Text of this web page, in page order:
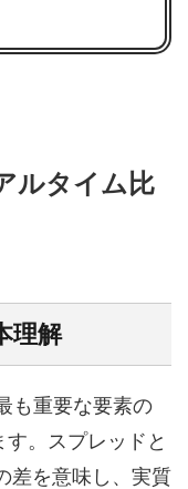
ルタイム比
理解
も重要な要素の
。スプレッドと
差を意味し、実質